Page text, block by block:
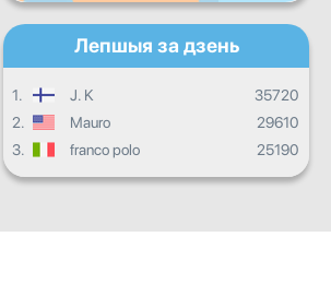
Лепшыя за дзень
1. J. K
35720
2.
Mauro
29610
3.
franco polo 25190